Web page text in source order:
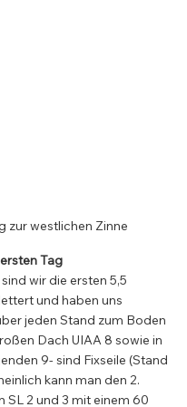
zur westlichen Zinne
Tag
wir die ersten 5,5
und haben uns
jeden Stand zum Boden
Dach UIAA 8 sowie in
9- sind Fixseile (Stand
kann man den 2.
SL 2 und 3 mit einem 60